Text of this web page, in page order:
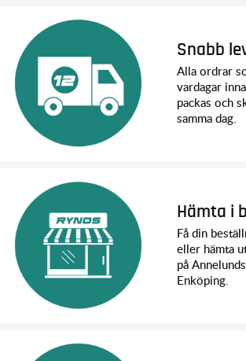
Snabb
Alla ordrar
vardagar
packas och
samma dag.
Hämta i
Få din
eller hämta
på
Enköping.